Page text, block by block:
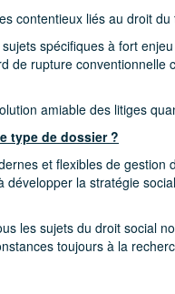
contentieux liés au droit du
spécifiques à fort
de rupture conventionnelle
amiable des litiges
type de dossier ?
et flexibles de gestion
la stratégie
les sujets du droit social
toujours à la